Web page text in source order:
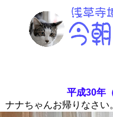
平成30年
ナナちゃんお帰りなさい